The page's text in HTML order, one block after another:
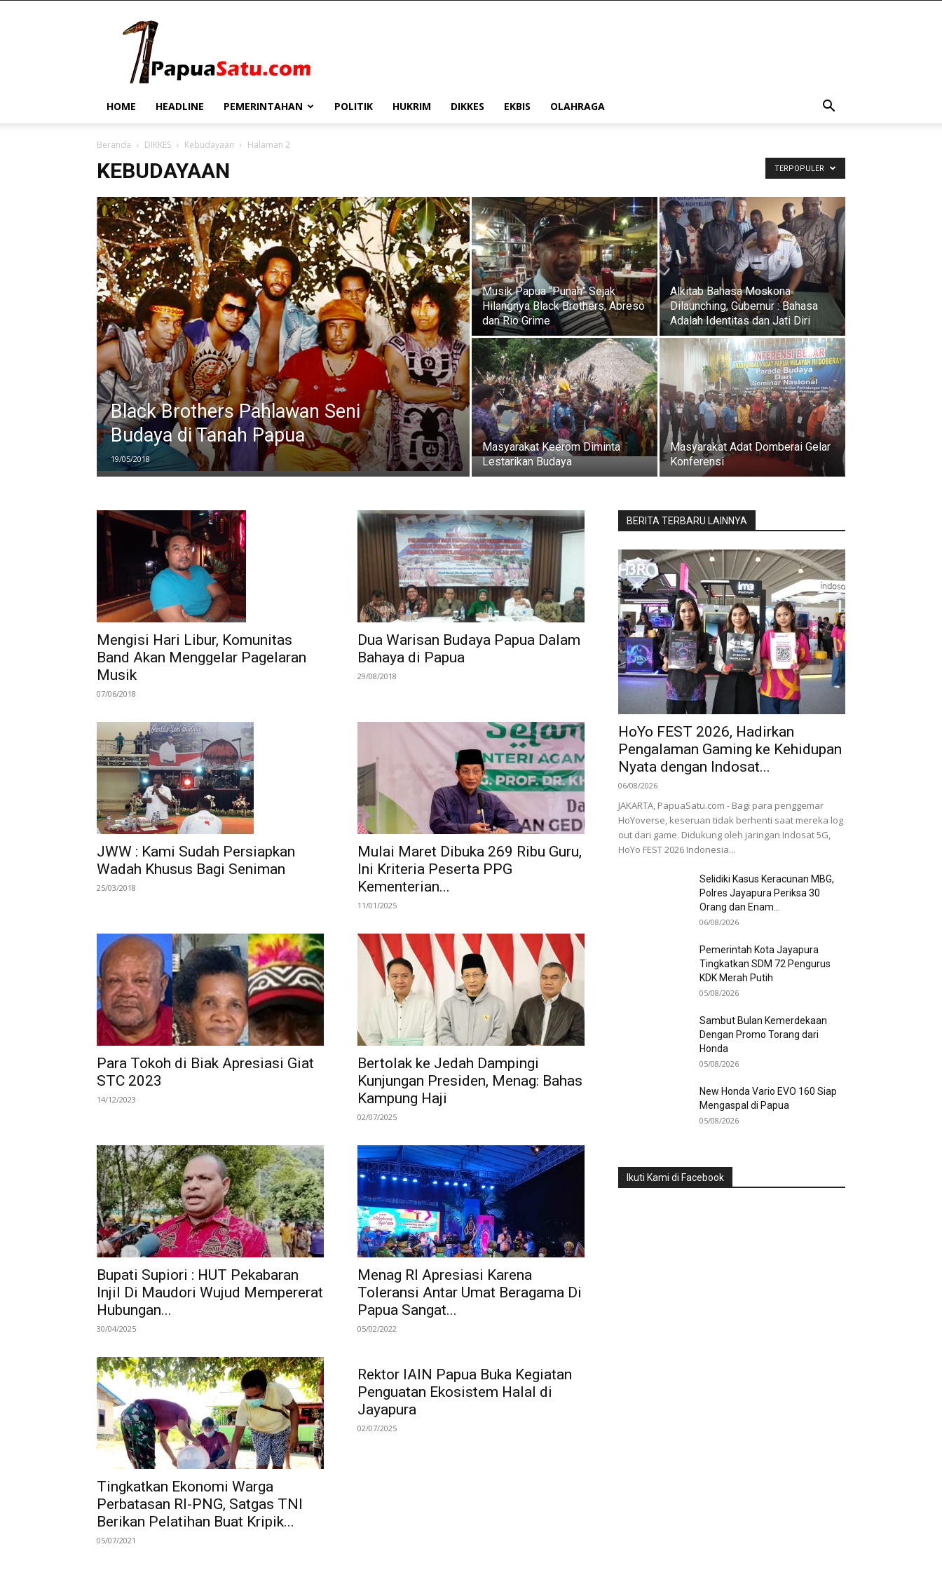
HOME HEADLINE PEMERINTAHAN POLITIK HUKRIM DIKKES EKBIS OLAHRAGA
Beranda DIKKES Kebudayaan Halaman 2
KEBUDAYAAN TERPOPULER
Black Brothers Pahlawan Seni
Budaya di Tanah Papua
19/05/2018
Musik Papua “Punah” Sejak
Hilangnya Black Brothers, Abreso
dan Rio Grime
Alkitab Bahasa Moskona
Dilaunching, Gubernur : Bahasa
Adalah Identitas dan Jati Diri
Masyarakat Keerom Diminta
Lestarikan Budaya
Masyarakat Adat Domberai Gelar
Konferensi
Mengisi Hari Libur, Komunitas
Band Akan Menggelar Pagelaran
Musik
07/06/2018
Dua Warisan Budaya Papua Dalam
Bahaya di Papua
29/08/2018
JWW : Kami Sudah Persiapkan
Wadah Khusus Bagi Seniman
25/03/2018
Mulai Maret Dibuka 269 Ribu Guru,
Ini Kriteria Peserta PPG
Kementerian...
11/01/2025
Para Tokoh di Biak Apresiasi Giat
STC 2023
14/12/2023
Bertolak ke Jedah Dampingi
Kunjungan Presiden, Menag: Bahas
Kampung Haji
02/07/2025
Bupati Supiori : HUT Pekabaran
Injil Di Maudori Wujud Mempererat
Hubungan...
30/04/2025
Menag RI Apresiasi Karena
Toleransi Antar Umat Beragama Di
Papua Sangat...
05/02/2022
Tingkatkan Ekonomi Warga
Perbatasan RI-PNG, Satgas TNI
Berikan Pelatihan Buat Kripik...
05/07/2021
Rektor IAIN Papua Buka Kegiatan
Penguatan Ekosistem Halal di
Jayapura
02/07/2025
BERITA TERBARU LAINNYA
HoYo FEST 2026, Hadirkan
Pengalaman Gaming ke Kehidupan
Nyata dengan Indosat...
06/08/2026
JAKARTA, PapuaSatu.com - Bagi para penggemar
HoYoverse, keseruan tidak berhenti saat mereka log
out dari game. Didukung oleh jaringan Indosat 5G,
HoYo FEST 2026 Indonesia...
Selidiki Kasus Keracunan MBG,
Polres Jayapura Periksa 30
Orang dan Enam...
06/08/2026
Pemerintah Kota Jayapura
Tingkatkan SDM 72 Pengurus
KDK Merah Putih
05/08/2026
Sambut Bulan Kemerdekaan
Dengan Promo Torang dari
Honda
05/08/2026
New Honda Vario EVO 160 Siap
Mengaspal di Papua
05/08/2026
Ikuti Kami di Facebook